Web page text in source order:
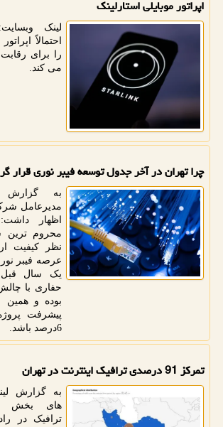
اپراتور موبایلی استارلینک
لینک
احتمالاً
را برای
می کند.
چرا تهران در آخر جدول توسعه فیبر نوری قرار
به گزارش
مدیرعامل
اظهار
محروم ترین
نظر کیفیت
عرصه فیبر
یک سال
حفاری با
بوده و همین
پیشرفت
6درصد باشد.
تمرکز 91 درصدی ترافیک اینترنت در تهران
به گزارش
های بخش
ترافیک در